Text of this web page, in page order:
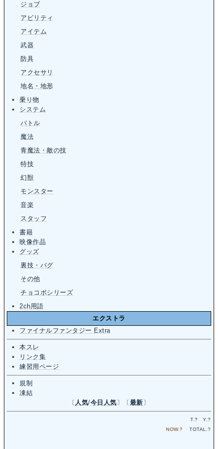
ジョブ
アビリティ
アイテム
武器
防具
アクセサリ
地名・地形
乗り物
システム
バトル
魔法
青魔法・敵の技
特技
幻獣
モンスター
音楽
スタッフ
書籍
映像作品
グッズ
裏技・バグ
その他
チョコボシリーズ
2ch用語
エクストラ
ファイナルファンタジー Extra
本スレ
リンク集
練習用ページ
規制
凍結
〔 人気/今日人気 〕〔 最新 〕
T.? Y.?
NOW.? TOTAL.?